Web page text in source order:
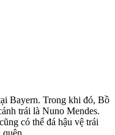
Bayern. Trong khi đó, Bồ
trái là Nuno Mendes.
có thể đá hậu vệ trái
quên.